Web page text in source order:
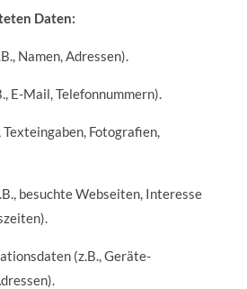
Daten:
Namen, Adressen).
E-Mail, Telefonnummern).
Fotografien,
besuchte Webseiten, Interesse
(z.B., Geräte-